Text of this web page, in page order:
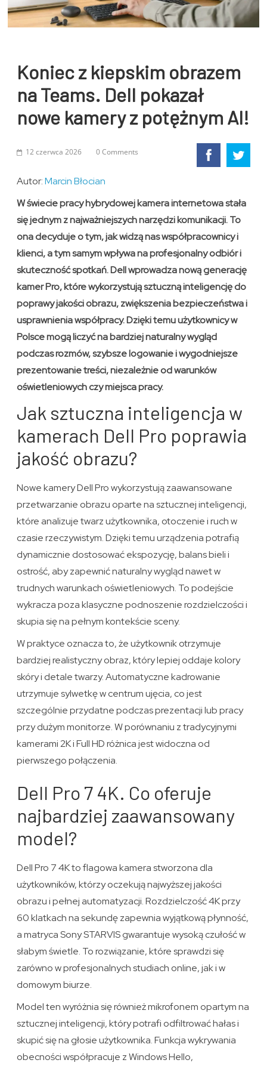
Koniec z kiepskim obrazem
na Teams. Dell pokazał
nowe kamery z potężnym AI!
12 czerwca 2026 0 Comments
Autor:Marcin Błocian
W świecie pracy hybrydowej kamera internetowa stała
się jednym z najważniejszych narzędzi komunikacji. To
ona decyduje o tym, jak widzą nas współpracownicy i
klienci, a tym samym wpływa na profesjonalny odbiór i
skuteczność spotkań. Dell wprowadza nową generację
kamer Pro, które wykorzystują sztuczną inteligencję do
poprawy jakości obrazu, zwiększenia bezpieczeństwa i
usprawnienia współpracy. Dzięki temu użytkownicy w
Polsce mogą liczyć na bardziej naturalny wygląd
podczas rozmów, szybsze logowanie i wygodniejsze
prezentowanie treści, niezależnie od warunków
oświetleniowych czy miejsca pracy.
Jak sztuczna inteligencja w
kamerach Dell Pro poprawia
jakość obrazu?
Nowe kamery Dell Pro wykorzystują zaawansowane
przetwarzanie obrazu oparte na sztucznej inteligencji,
które analizuje twarz użytkownika, otoczenie i ruch w
czasie rzeczywistym. Dzięki temu urządzenia potrafią
dynamicznie dostosować ekspozycję, balans bieli i
ostrość, aby zapewnić naturalny wygląd nawet w
trudnych warunkach oświetleniowych. To podejście
wykracza poza klasyczne podnoszenie rozdzielczości i
skupia się na pełnym kontekście sceny.
W praktyce oznacza to, że użytkownik otrzymuje
bardziej realistyczny obraz, który lepiej oddaje kolory
skóry i detale twarzy. Automatyczne kadrowanie
utrzymuje sylwetkę w centrum ujęcia, co jest
szczególnie przydatne podczas prezentacji lub pracy
przy dużym monitorze. W porównaniu z tradycyjnymi
kamerami 2K i Full HD różnica jest widoczna od
pierwszego połączenia.
Dell Pro 7 4K. Co oferuje
najbardziej zaawansowany
model?
Dell Pro 7 4K to flagowa kamera stworzona dla
użytkowników, którzy oczekują najwyższej jakości
obrazu i pełnej automatyzacji. Rozdzielczość 4K przy
60 klatkach na sekundę zapewnia wyjątkową płynność,
a matryca Sony STARVIS gwarantuje wysoką czułość w
słabym świetle. To rozwiązanie, które sprawdzi się
zarówno w profesjonalnych studiach online, jak i w
domowym biurze.
Model ten wyróżnia się również mikrofonem opartym na
sztucznej inteligencji, który potrafi odfiltrować hałas i
skupić się na głosie użytkownika. Funkcja wykrywania
obecności współpracuje z Windows Hello,